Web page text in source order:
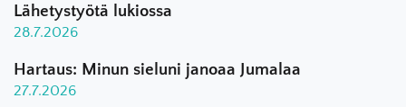
Lähetystyötä lukiossa
28.7.2026
Hartaus: Minun sieluni janoaa Jumalaa
27.7.2026